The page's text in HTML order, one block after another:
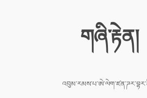
གཞི་རྟེན།